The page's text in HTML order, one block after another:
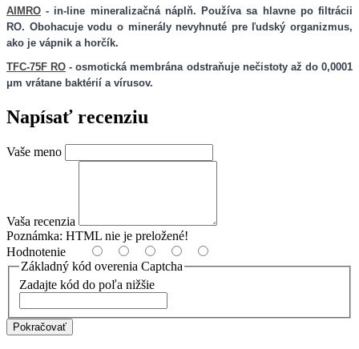
AIMRO - in-line mineralizačná náplň. Používa sa hlavne po filtrácii
RO. Obohacuje vodu o minerály nevyhnuté pre ľudský organizmus,
ako je vápnik a horčík.
TFC-75F RO - osmotická membrána odstraňuje nečistoty až do 0,0001
μm vrátane baktérií a vírusov.
Napísať recenziu
Vaše meno
Vaša recenzia
Poznámka: HTML nie je preložené!
Hodnotenie
Základný kód overenia Captcha
Zadajte kód do poľa nižšie
Pokračovať